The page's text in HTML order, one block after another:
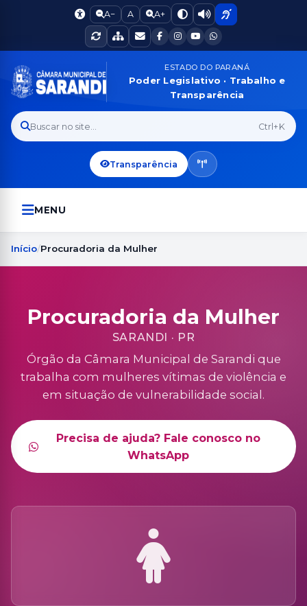
A− A A+
ESTADO DO PARANÁ
Poder Legislativo · Trabalho e
Transparência
Buscar no site... Ctrl+K
Transparência
MENU
Início Procuradoria da Mulher
Procuradoria da Mulher
SARANDI · PR
Órgão da Câmara Municipal de Sarandi que
trabalha com mulheres vítimas de violência e
em situação de vulnerabilidade social.
Precisa de ajuda? Fale conosco no
WhatsApp